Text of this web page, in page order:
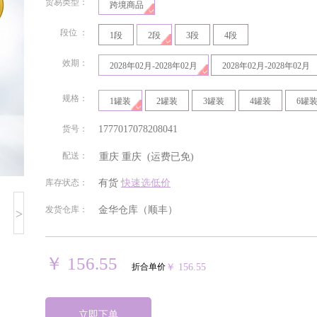
>
贸易类型： 跨境商品
段位 ： 1段 2段 3段 4段
效期： 2028年02月-2028年02月 2028年02月-2028年02月
规格： 1罐装 2罐装 3罐装 4罐装 6罐装
货号： 1777017078208041
配送： 重庆 重庆 (运费已免)
北京 安徽
宁夏回族
自治区
库存状态： 有货 快速选低价
发货仓库： 金华仓库（顺丰）
￥ 156.55 折合单价 ￥ 156.55
立即下单